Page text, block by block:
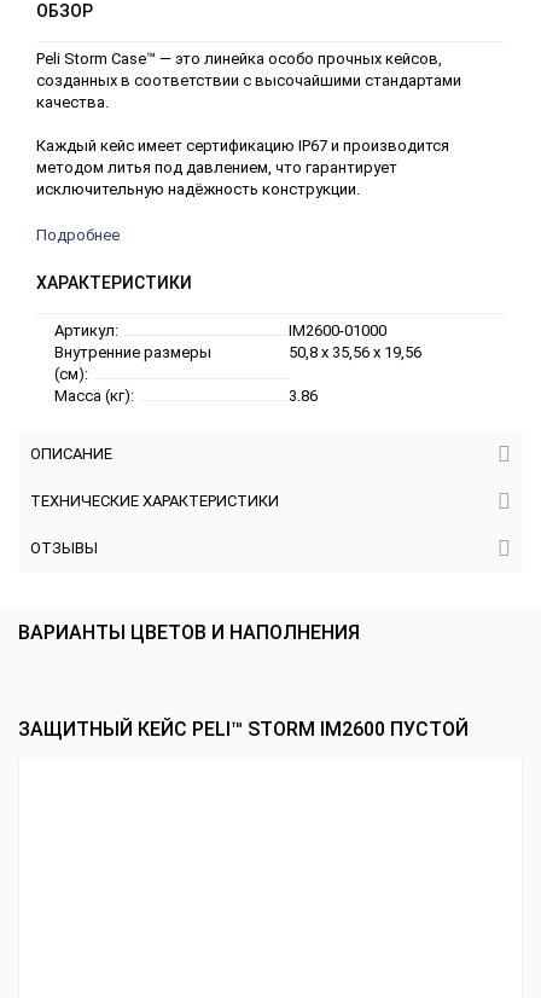
ОБЗОР
Peli Storm Case™ — это линейка особо прочных кейсов,
созданных в соответствии с высочайшими стандартами
качества.
Каждый кейс имеет сертификацию IP67 и производится
методом литья под давлением, что гарантирует
исключительную надёжность конструкции.
Подробнее
ХАРАКТЕРИСТИКИ
Артикул:
IM2600-01000
Внутренние размеры
(см):
50,8 x 35,56 x 19,56
Масса (кг): 3.86
ОПИСАНИЕ
ТЕХНИЧЕСКИЕ ХАРАКТЕРИСТИКИ
ОТЗЫВЫ
ВАРИАНТЫ ЦВЕТОВ И НАПОЛНЕНИЯ
ЗАЩИТНЫЙ КЕЙС PELI™ STORM IM2600 ПУСТОЙ